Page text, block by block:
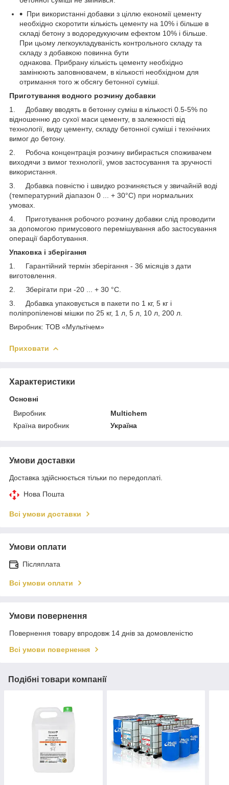
При використанні добавки з ціллю економії цементу
необхідно скоротити кількість цементу на 10% і більше в
складі бетону з водоредукуючим ефектом 10% і більше.
При цьому легкоукладуваність контрольного складу та
складу з добавкою повинна бути
однакова. Прибрану кількість цементу необхідно
замінюють заповнювачем, в кількості необхідном для
отримання того ж обсягу бетонної суміші.
Приготування водного розчину добавки
1. Добавку вводять в бетонну суміш в кількості 0.5-5% по
відношенню до сухої маси цементу, в залежності від
технології, виду цементу, складу бетонної суміші і технічних
вимог до бетону.
2. Робоча концентрація розчину вибирається споживачем
виходячи з вимог технології, умов застосування та зручності
використання.
3. Добавка повністю і швидко розчиняється у звичайній воді
(температурний діапазон 0 ... + 30°С) при нормальних
умовах.
4. Приготування робочого розчину добавки слід проводити
за допомогою примусового перемішування або застосування
операції барботування.
Упаковка і зберігання
1. Гарантійний термін зберігання - 36 місяців з дати
виготовлення.
2. Зберігати при -20 ... + 30 °С.
3. Добавка упаковується в пакети по 1 кг, 5 кг і
поліпропіленові мішки по 25 кг, 1 л, 5 л, 10 л, 200 л.
Виробник: ТОВ «Мультічем»
Приховати
Характеристики
Основні
Виробник
Multichem
Країна виробник
Україна
Умови доставки
Доставка здійснюється тільки по передоплаті.
Нова Пошта
Всі умови доставки
Умови оплати
Післяплата
Всі умови оплати
Умови повернення
Повернення товару впродовж 14 днів за домовленістю
Всі умови повернення
Подібні товари компанії